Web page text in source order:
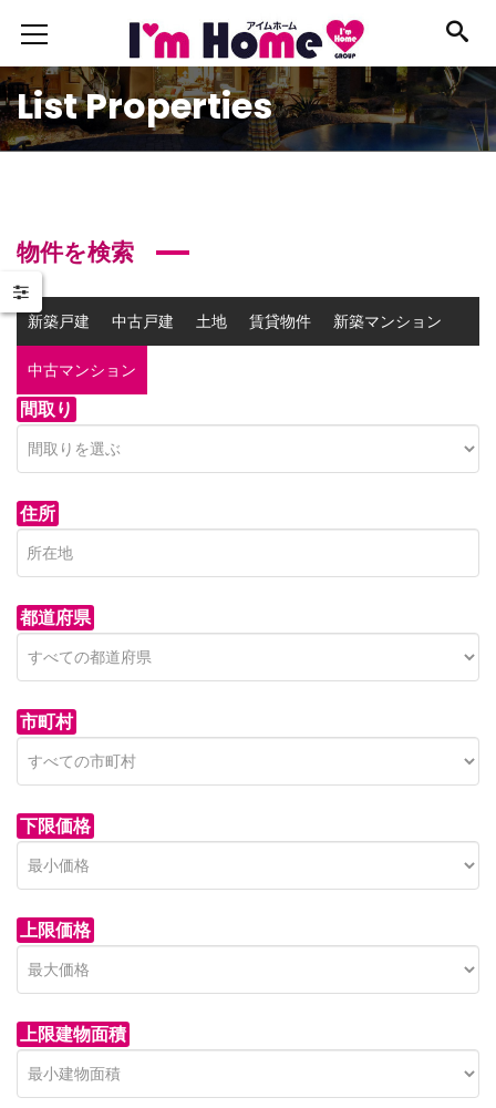
List Properties
物件を検索
新築戸建 中古戸建 土地 賃貸物件 新築マンション
中古マンション
間取り
住所
都道府県
市町村
下限価格
上限価格
上限建物面積